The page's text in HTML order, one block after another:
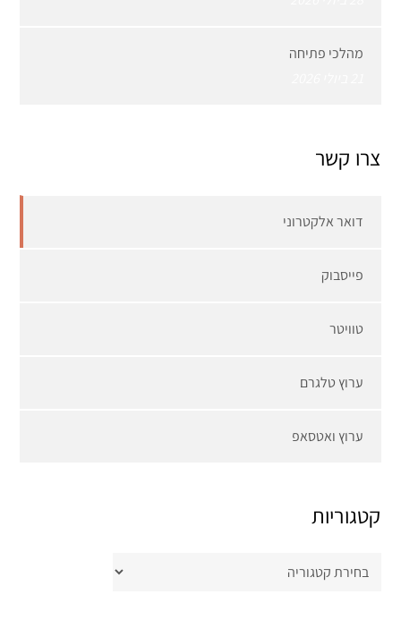
מהלכי פתיחה
צרו קשר
דואר אלקטרוני
פייסבוק
טוויטר
ערוץ טלגרם
ערוץ ואטסאפ
קטגוריות
קטגוריות